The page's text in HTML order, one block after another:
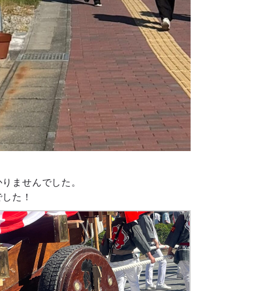
ませんでした。
た！